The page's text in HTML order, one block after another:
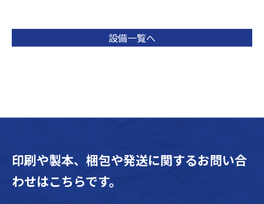
設備一覧へ
印刷や製本、梱包や発送に関するお問い合
わせはこちらです。